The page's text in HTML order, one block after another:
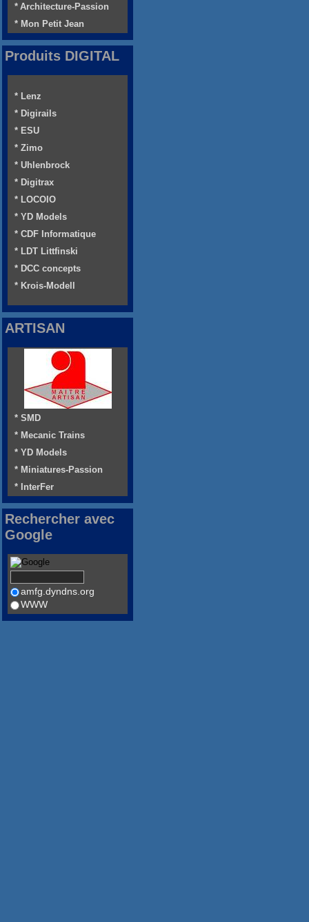
* Architecture-Passion
* Mon Petit Jean
Produits DIGITAL
* Lenz
* Digirails
* ESU
* Zimo
* Uhlenbrock
* Digitrax
* LOCOIO
* YD Models
* CDF Informatique
* LDT Littfinski
* DCC concepts
* Krois-Modell
ARTISAN
* SMD
* Mecanic Trains
* YD Models
* Miniatures-Passion
* InterFer
Rechercher avec
Google
amfg.dyndns.org
WWW